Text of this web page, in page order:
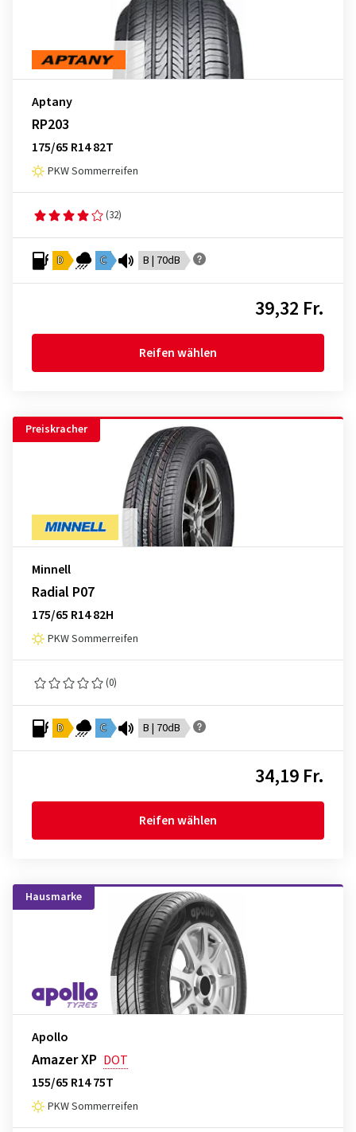
Aptany
RP203
175/65 R14 82T
PKW Sommerreifen
(32)
D C B | 70dB
39,32 Fr.
Reifen wählen
Preiskracher
Minnell
Radial P07
175/65 R14 82H
PKW Sommerreifen
(0)
D C B | 70dB
34,19 Fr.
Reifen wählen
Hausmarke
Apollo
Amazer XP DOT
155/65 R14 75T
PKW Sommerreifen